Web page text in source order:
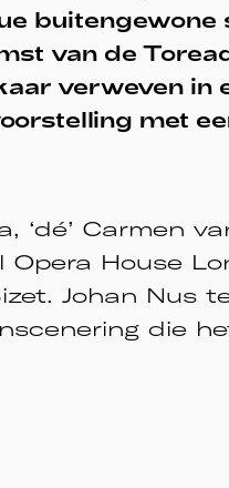
buitengewone
van de
verweven in
met
‘dé’ Carmen
Opera House
Johan Nus
die